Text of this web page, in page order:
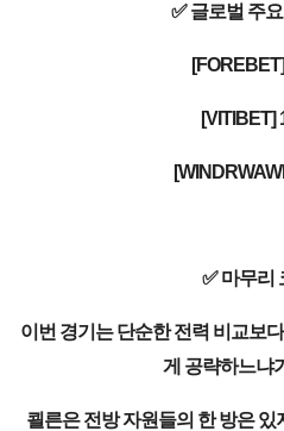
✅ 글로벌 주
[VITIBET]
✅ 마무리
이번 경기는 단순한 전력 비교보
게 공략하느냐
쾰른은 전방 자원들의 한 방은